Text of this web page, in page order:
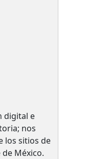
digital e
nos
los sitios de
México.